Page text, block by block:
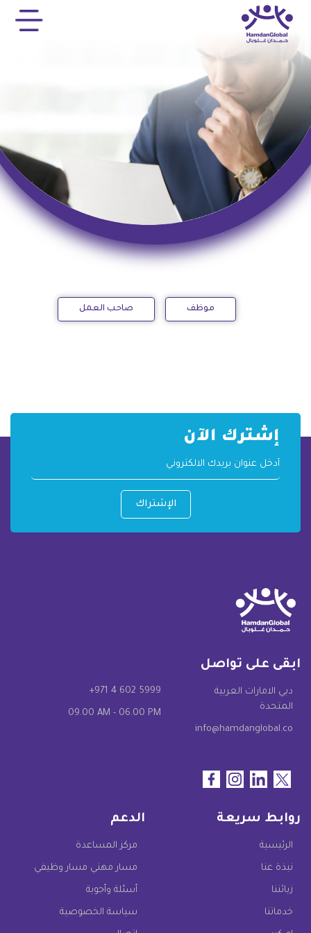
موظف صاحب العمل
إشترك الآن
الإشتراك
ابقى على تواصل
دبي الامارات العربية
المتحدة
info@hamdanglobal.co
+971 4 602 5999
09.00 AM - 06.00 PM
روابط سريعة
الرئيسية
نبذة عنا
زبائننا
خدماتنا
الدعم
مركز المساعدة
مسار مهني مسار وظيفي
أسئلة وأجوبة
سياسة الخصوصية